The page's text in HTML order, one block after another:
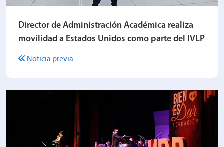
Director de Administración Académica realiza
movilidad a Estados Unidos como parte del IVLP
Noticia previa